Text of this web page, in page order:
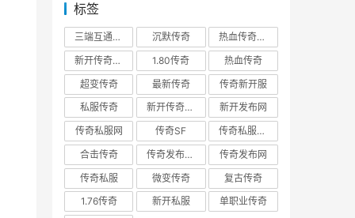
标签
三端互通传奇 沉默传奇
热血传奇私服
新开传奇私服
1.80传奇
热血传奇
超变传奇
最新传奇
传奇新开服
私服传奇
新开传奇网站
新开发布网
传奇私服网
传奇SF
传奇私服发布网
合击传奇
传奇发布网新开服
传奇发布网
传奇私服
微变传奇
复古传奇
1.76传奇
新开私服
单职业传奇